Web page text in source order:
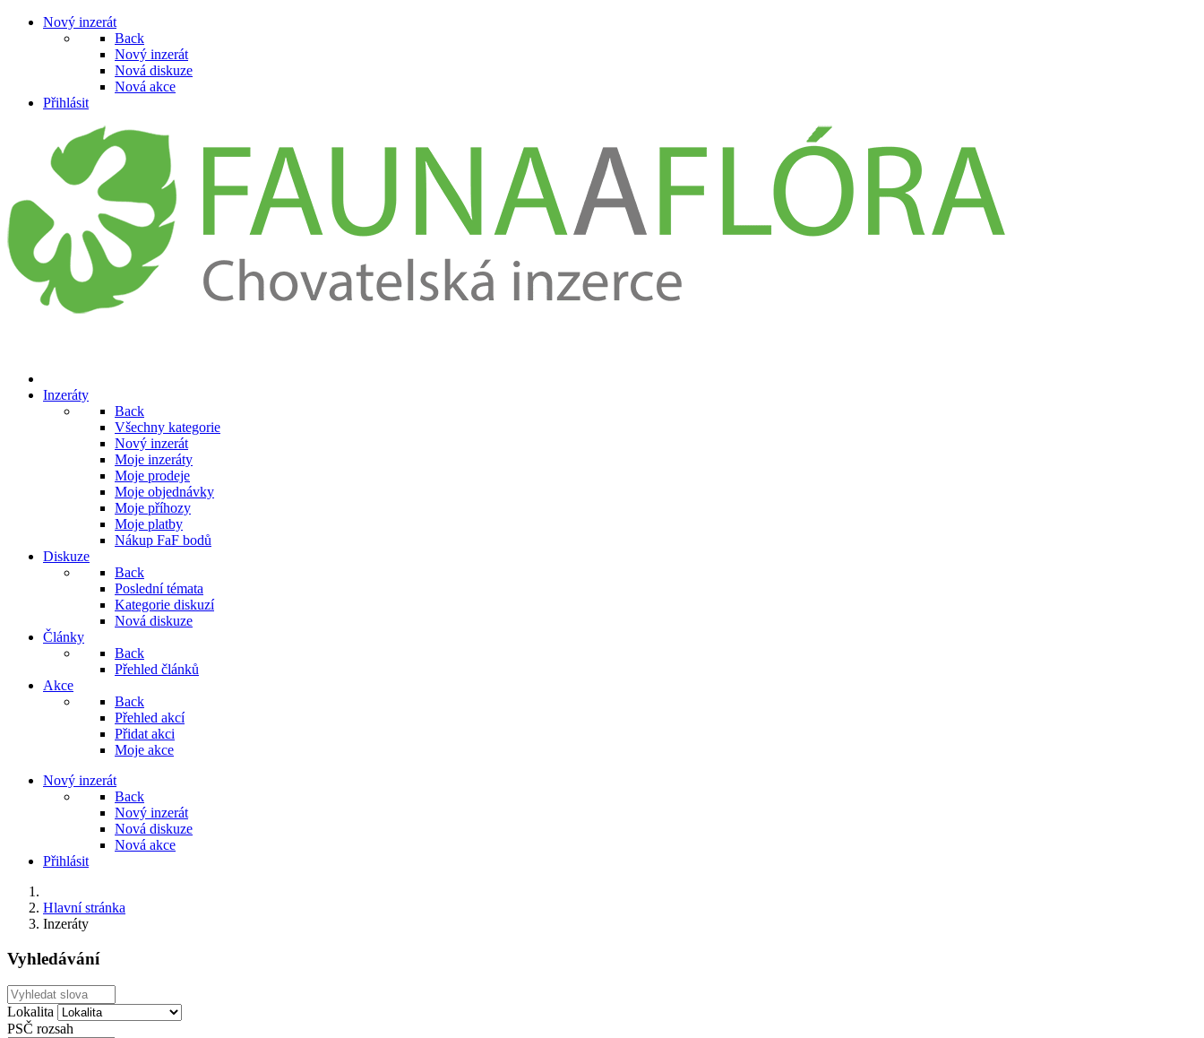
Nový inzerát
Back
Nový inzerát
Nová diskuze
Nová akce
Přihlásit
Inzeráty
Back
Všechny kategorie
Nový inzerát
Moje inzeráty
Moje prodeje
Moje objednávky
Moje příhozy
Moje platby
Nákup FaF bodů
Diskuze
Back
Poslední témata
Kategorie diskuzí
Nová diskuze
Články
Back
Přehled článků
Akce
Back
Přehled akcí
Přidat akci
Moje akce
Nový inzerát
Back
Nový inzerát
Nová diskuze
Nová akce
Přihlásit
Hlavní stránka
Inzeráty
Vyhledávání
Lokalita
PSČ rozsah